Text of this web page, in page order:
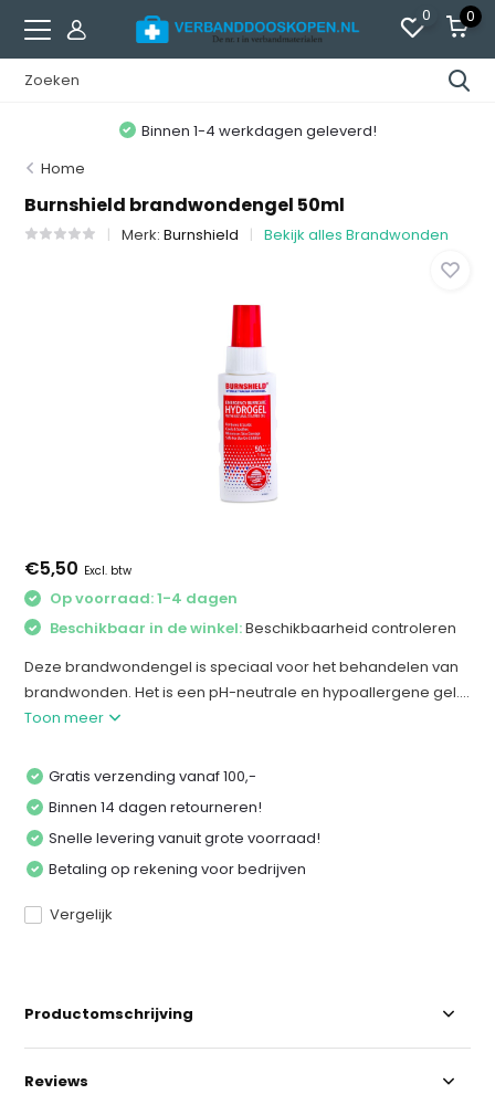
0 0
Binnen 1-4 werkdagen geleverd!
Home
Burnshield brandwondengel 50ml
Merk:Burnshield Bekijk alles Brandwonden
€5,50 Excl. btw
Op voorraad: 1-4 dagen
Beschikbaar in de winkel:Beschikbaarheid controleren
Deze brandwondengel is speciaal voor het behandelen van
brandwonden. Het is een pH-neutrale en hypoallergene gel....
Toon meer
Gratis verzending vanaf 100,-
Binnen 14 dagen retourneren!
Snelle levering vanuit grote voorraad!
Betaling op rekening voor bedrijven
Vergelijk
Productomschrijving
Reviews